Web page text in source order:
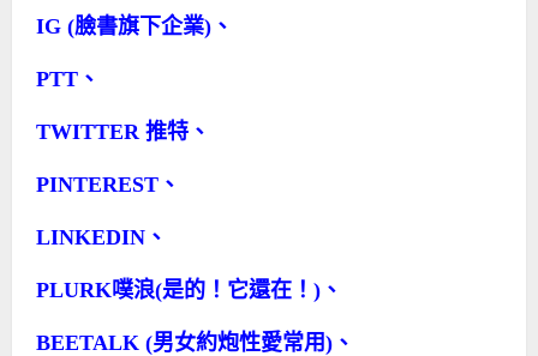
IG (臉書旗下企業) 、
PTT 、
TWITTER 推特、
PINTEREST 、
LINKEDIN 、
PLURK噗浪(是的！它還在！ ) 、
BEETALK (男女約炮性愛常用) 、